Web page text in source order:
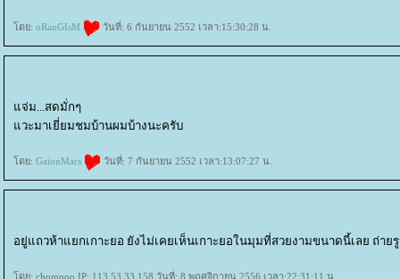
ดย: oRanGIsM วันที่: 6 กันยายน 2552 เวลา:15:30:28 น.
จ่ม...สดมั่กๆ
วะมาเยี่ยมชมบ้านผมบ้างนะครับ
ดย: GaionMars วันที่: 7 กันยายน 2552 เวลา:13:07:27 น.
อยู่แถวห้าแยกเกาะยอ ยังไม่เคยเห็นเกาะยอในมุมที่สวยงามขนาดนี้เลย ถ่าย
ดย: chompoo IP: 113.53.33.158 วันที่: 8 พฤศจิกายน 2556 เวลา:22:31:11 น.